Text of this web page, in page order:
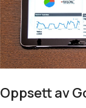
Oppsett av